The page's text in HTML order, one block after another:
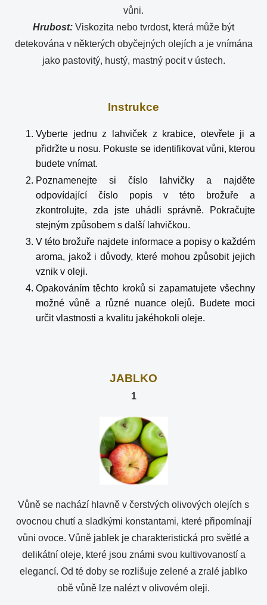
vůni.
Hrubost: Viskozita nebo tvrdost, která může být
detekována v některých obyčejných olejích a je vnímána
jako pastovitý, hustý, mastný pocit v ústech.
Instrukce
Vyberte jednu z lahviček z krabice, otevřete ji a
přidržte u nosu. Pokuste se identifikovat vůni, kterou
budete vnímat.
Poznamenejte si číslo lahvičky a najděte
odpovídající číslo popis v této brožuře a
zkontrolujte, zda jste uhádli správně. Pokračujte
stejným způsobem s další lahvičkou.
V této brožuře najdete informace a popisy o každém
aroma, jakož i důvody, které mohou způsobit jejich
vznik v oleji.
Opakováním těchto kroků si zapamatujete všechny
možné vůně a různé nuance olejů. Budete moci
určit vlastnosti a kvalitu jakéhokoli oleje.
JABLKO
1
Vůně se nachází hlavně v čerstvých olivových olejích s
ovocnou chutí a sladkými konstantami, které připomínají
vůni ovoce. Vůně jablek je charakteristická pro světlé a
delikátní oleje, které jsou známi svou kultivovaností a
elegancí. Od té doby se rozlišuje zelené a zralé jablko
obě vůně lze nalézt v olivovém oleji.